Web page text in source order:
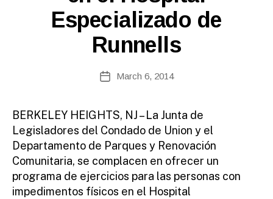
Especializado de
Runnells
author
W
e
b
ini
st
ra
to
r
PostMarch 6, 2014
BERKELEY HEIGHTS, NJ – La Junta de
Legisladores del Condado de Union y el
Departamento de Parques y Renovación
Comunitaria, se complacen en ofrecer un
programa de ejercicios para las personas con
impedimentos físicos en el Hospital